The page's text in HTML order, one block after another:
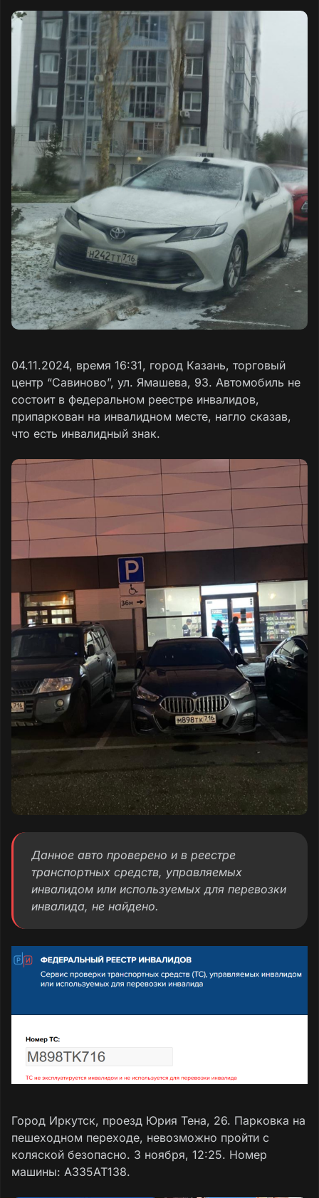
04.11.2024, время 16:31, город Казань, торговый
центр “Савиново”, ул. Ямашева, 93. Автомобиль не
состоит в федеральном реестре инвалидов,
припаркован на инвалидном месте, нагло сказав,
что есть инвалидный знак.
Данное авто проверено и в реестре
транспортных средств, управляемых
инвалидом или используемых для перевозки
инвалида, не найдено.
Город Иркутск, проезд Юрия Тена, 26. Парковка на
пешеходном переходе, невозможно пройти с
коляской безопасно. 3 ноября, 12:25. Номер
машины: А335АТ138.